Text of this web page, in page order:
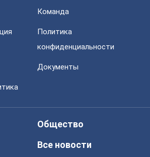
Команда
Политика
конфиденциальности
Документы
Общество
Все новости